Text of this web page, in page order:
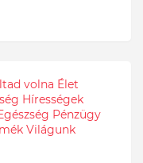
volna Élet
Hírességek
Pénzügy
Világunk